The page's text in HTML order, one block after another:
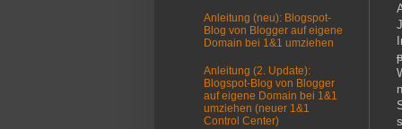
Anleitung (neu): Blogspot-
Blog von Blogger auf eigene
Domain bei 1&1 umziehen
Anleitung (2. Update):
Blogspot-Blog von Blogger
auf eigene Domain bei 1&1
umziehen (neuer 1&1
Control Center)